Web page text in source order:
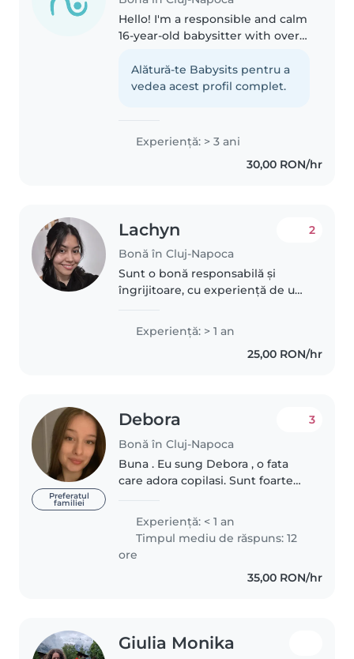
Hello! I'm a responsible and calm
16-year-old babysitter with over 5
children of all ages, from babies
to preteens. I love engaging kids
Alătură-te Babysits pentru a
vedea acest profil complet.
Experienţă: > 3 ani
30,00 RON/hr
Lachyn
Bonă în Cluj-Napoca
2
Sunt o bonă responsabilă și
îngrijitoare, cu experiență de un
place să desenez și să fac lucruri
manuale plăcute cu cei mici.
Experienţă: > 1 an
25,00 RON/hr
Preferatul
familiei
Debora
Bonă în Cluj-Napoca
3
Buna . Eu sung Debora , o fata
care adora copilasi. Sunt foarte
serioasă. M-am copilărit la țară si
a fost a experiență de neuitat.
Scupul meu este sa fac..
Experienţă: < 1 an
Timpul mediu de răspuns: 12
ore
35,00 RON/hr
Giulia Monika